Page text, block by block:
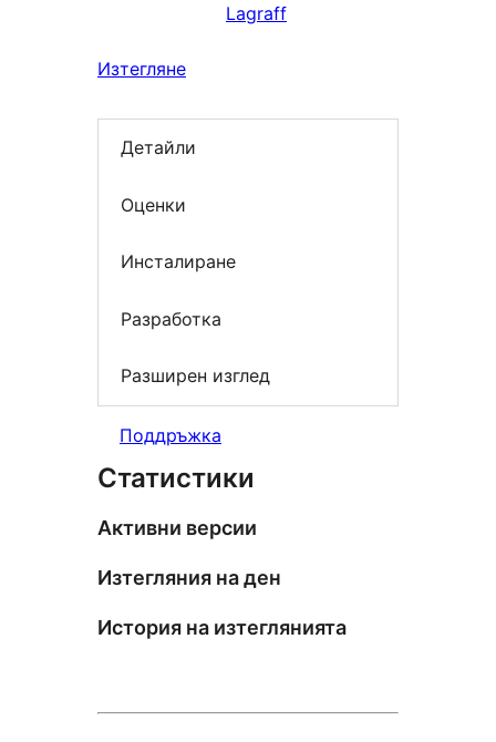
Lagraff
Изтегляне
Детайли
Оценки
Инсталиране
Разработка
Разширен изглед
Поддръжка
Статистики
Активни версии
Изтегляния на ден
История на изтеглянията